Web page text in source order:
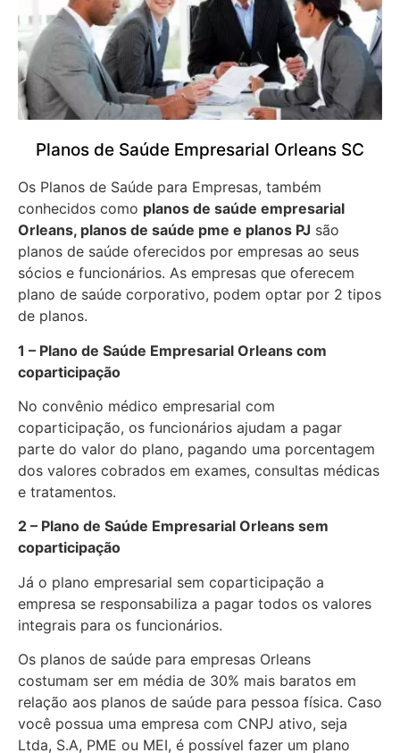
Planos de Saúde Empresarial Orleans SC
Os Planos de Saúde para Empresas, também
conhecidos como planos de saúde empresarial
Orleans, planos de saúde pme e planos PJ são
planos de saúde oferecidos por empresas ao seus
sócios e funcionários. As empresas que oferecem
plano de saúde corporativo, podem optar por 2 tipos
de planos.
1 – Plano de Saúde Empresarial Orleans com
coparticipação
No convênio médico empresarial com
coparticipação, os funcionários ajudam a pagar
parte do valor do plano, pagando uma porcentagem
dos valores cobrados em exames, consultas médicas
e tratamentos.
2 – Plano de Saúde Empresarial Orleans sem
coparticipação
Já o plano empresarial sem coparticipação a
empresa se responsabiliza a pagar todos os valores
integrais para os funcionários.
Os planos de saúde para empresas Orleans
costumam ser em média de 30% mais baratos em
relação aos planos de saúde para pessoa física. Caso
você possua uma empresa com CNPJ ativo, seja
Ltda, S.A, PME ou MEI, é possível fazer um plano